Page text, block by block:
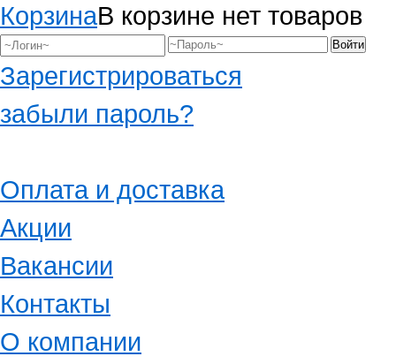
КорзинаВ корзине нет товаров
Зарегистрироваться
забыли пароль?
Оплата и доставка
Акции
Вакансии
Контакты
О компании